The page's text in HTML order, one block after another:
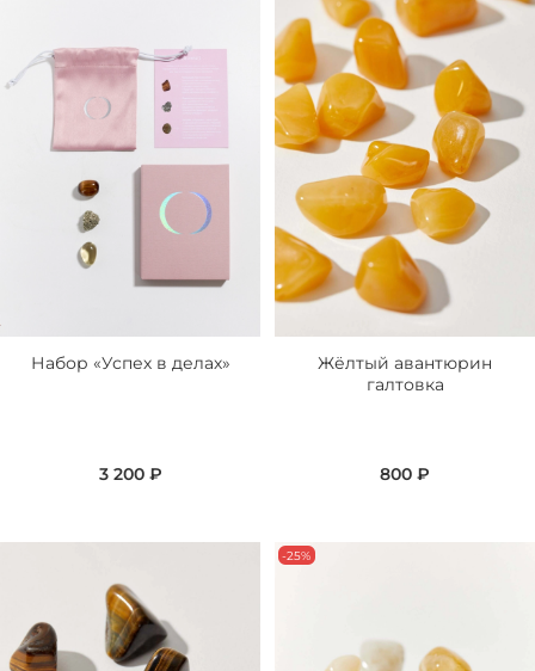
Набор «Успех в делах»
3 200 ₽
Жёлтый авантюрин
галтовка
800 ₽
-25%